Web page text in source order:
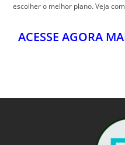
escolher o melhor plano. Veja
ACESSE AGORA